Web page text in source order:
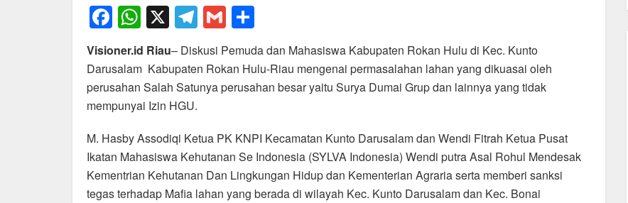
F
a
c
e
b
o
o
k
W
h
at
s
A
p
p
X T
el
e
gr
m
G
m
ail
h
ar
e
Visioner.id Riau– Diskusi Pemuda dan Mahasiswa Kabupaten Rokan Hulu di Kec. Kunto
Darusalam Kabupaten Rokan Hulu-Riau mengenai permasalahan lahan yang dikuasai oleh
perusahan Salah Satunya perusahan besar yaitu Surya Dumai Grup dan lainnya yang tidak
mempunyai Izin HGU.
M. Hasby Assodiqi Ketua PK KNPI Kecamatan Kunto Darusalam dan Wendi Fitrah Ketua Pusat
Ikatan Mahasiswa Kehutanan Se Indonesia (SYLVA Indonesia) Wendi putra Asal Rohul Mendesak
Kementrian Kehutanan Dan Lingkungan Hidup dan Kementerian Agraria serta memberi sanksi
tegas terhadap Mafia lahan yang berada di wilayah Kec. Kunto Darusalam dan Kec. Bonai